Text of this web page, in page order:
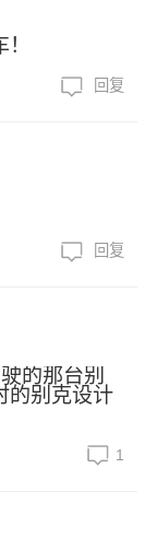
回复
回复
的那台别
的别克设计
1